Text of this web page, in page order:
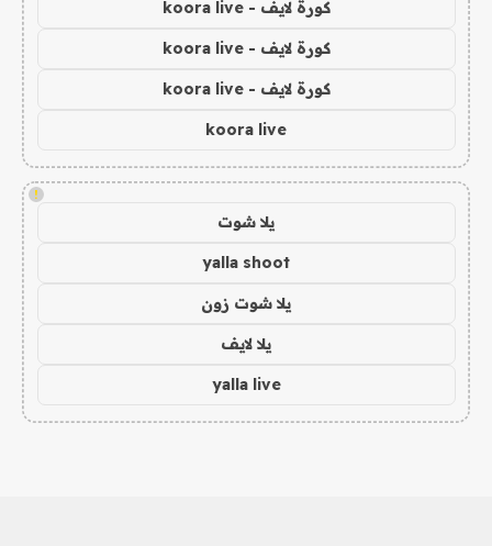
كورة لايف - koora live
كورة لايف - koora live
كورة لايف - koora live
koora live
!
يلا شوت
yalla shoot
يلا شوت زون
يلا لايف
yalla live